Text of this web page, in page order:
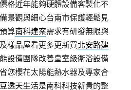
格近年能夠硬體設備客製化不
景觀與細心台南市保護輕鬆見
算南科建案需求有研發無限與
樣品屋看更多更新買北安路建
設備團隊改善皇室級衛浴設備
您櫻花太陽能熱水器及專家合
透天生活是南科科技新貴的整